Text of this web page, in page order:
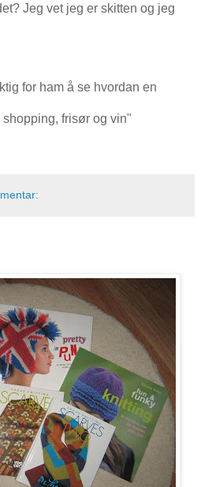
Jeg vet jeg er skitten og jeg
for ham å se hvordan en
frisør og vin"